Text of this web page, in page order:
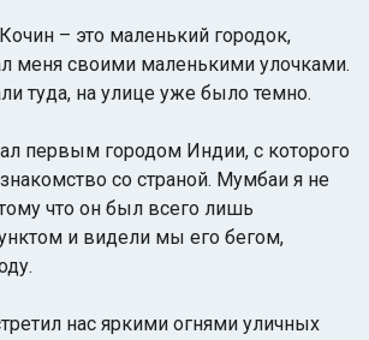
– это маленький городок,
меня своими маленькими улочками.
туда, на улице уже было темно.
первым городом Индии, с которого
со страной. Мумбаи я не
что он был всего лишь
и видели мы его бегом,
нас яркими огнями уличных